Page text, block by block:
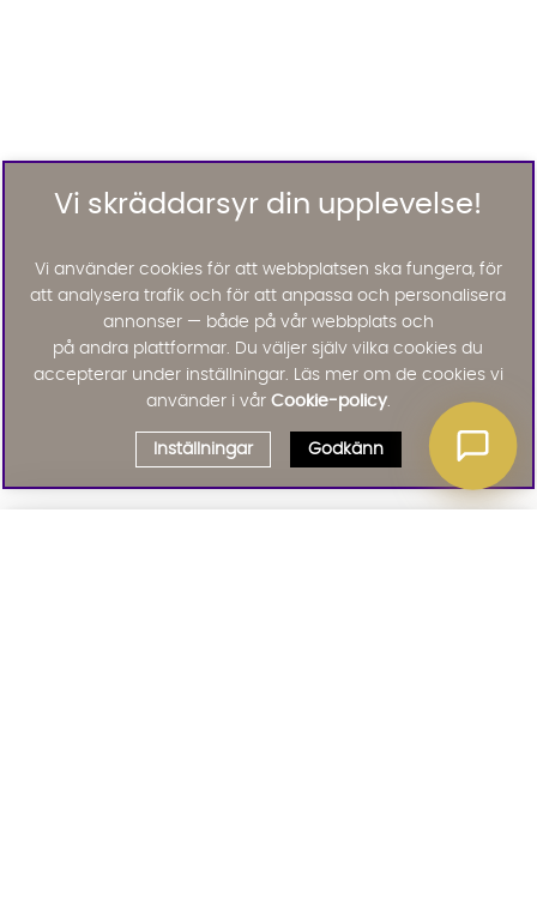
Vi skräddarsyr din upplevelse!
Vi använder cookies för att webbplatsen ska fungera, för
att analysera trafik och för att anpassa och personalisera
annonser — både på vår webbplats och
på andra plattformar. Du väljer själv vilka cookies du
accepterar under inställningar. Läs mer om de cookies vi
använder i vår Cookie-policy.
Inställningar Godkänn